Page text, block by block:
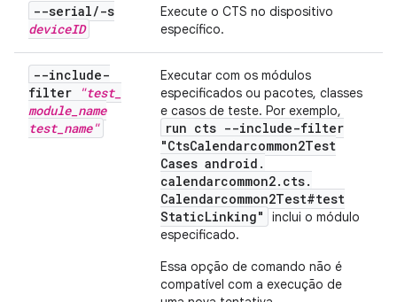
--serial/-s
deviceID
Execute o CTS no dispositivo
específico.
--include-
filter
"test_
module_ name
test_ name"
Executar com os módulos
especificados ou pacotes, classes
e casos de teste. Por exemplo,
run cts --include-filter
"CtsCalendarcommon2Test
Cases android .
calendarcommon2. cts.
Calendarcommon2Test#test
StaticLinking"
inclui o módulo
especificado.
Essa opção de comando não é
compatível com a execução de